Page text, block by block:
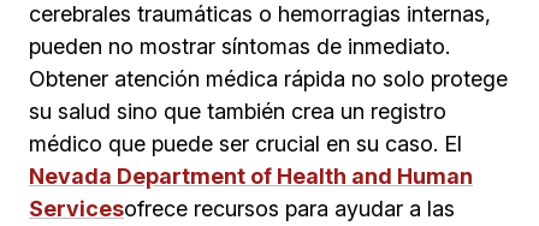
cerebrales traumáticas o hemorragias internas,
pueden no mostrar síntomas de inmediato.
Obtener atención médica rápida no solo protege
su salud sino que también crea un registro
médico que puede ser crucial en su caso. El
Nevada Department of Health and Human
Servicesofrece recursos para ayudar a las